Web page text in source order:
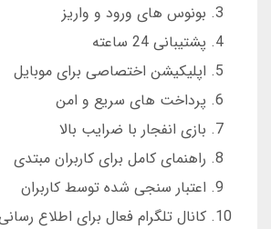
بونوس های ورود و واریز
پشتیبانی 24 ساعته
اپلیکیشن اختصاصی برای موبایل
پرداخت های سریع و امن
بازی انفجار با ضرایب بالا
راهنمای کامل برای کاربران مبتدی
اعتبار سنجی شده توسط کاربران
کانال تلگرام فعال برای اطلاع